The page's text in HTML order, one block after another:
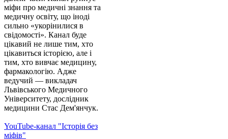
міфи про медичні знання та
медичну освіту, що іноді
сильно «укорінилися в
свідомості». Канал буде
цікавий не лише тим, хто
цікавиться історією, але і
тим, хто вивчає медицину,
фармакологію. Адже
ведучий — викладач
Львівського Медичного
Університету, дослідник
медицини Стас Дем'янчук.
YouTube-канал "Історія без
міфів"